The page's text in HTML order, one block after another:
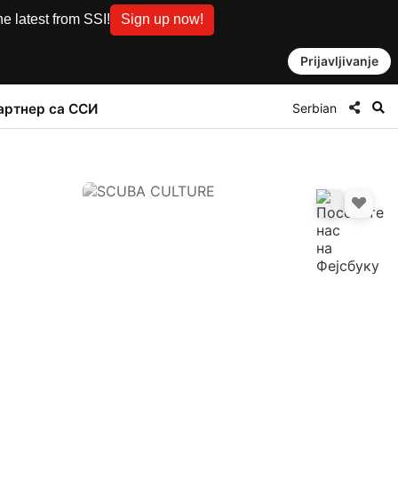
latest from SSI! Sign up now!
Prijavljivanje
са ССИ Serbian